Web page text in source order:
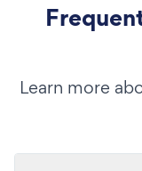
Learn more